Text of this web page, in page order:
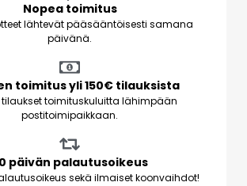
Nopea toimitus
lähtevät pääsääntöisesti samana
päivänä.
toimitus yli 150€ tilauksista
tilaukset toimituskuluitta lähimpään
postitoimipaikkaan.
päivän palautusoikeus
sekä ilmaiset koonvaihdot!